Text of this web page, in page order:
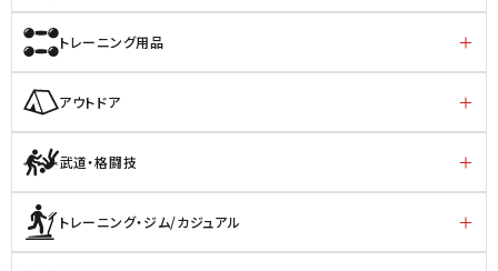
トレーニング用品
アウトドア
武道・格闘技
トレーニング・ジム/カジュアル